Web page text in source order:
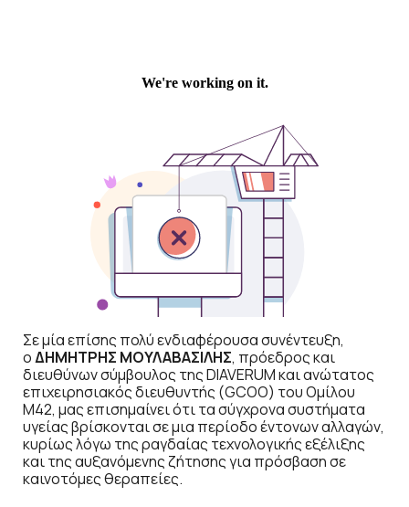
Σε μία επίσης πολύ ενδιαφέρουσα συνέντευξη,
οΔΗΜΗΤΡΗΣ ΜΟΥΛΑΒΑΣΙΛΗΣ, πρόεδρος και
διευθύνων σύμβουλος της DIAVERUM και ανώτατος
επιχειρησιακός διευθυντής (GCOO) του Oμίλου
M42, μας επισημαίνει ότι τα σύγχρονα συστήματα
υγείας βρίσκονται σε μια περίοδο έντονων αλλαγών,
κυρίως λόγω της ραγδαίας τεχνολογικής εξέλιξης
και της αυξανόμενης ζήτησης για πρόσβαση σε
καινοτόμες θεραπείες.